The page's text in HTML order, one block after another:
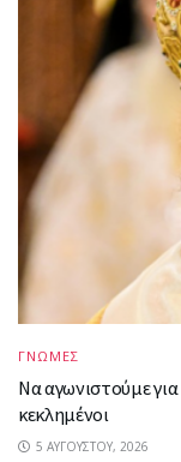
ΓΝΩΜΕΣ
Να αγωνιστούμε
κεκλημένοι
5 ΑΥΓΟΎΣΤΟΥ, 2026